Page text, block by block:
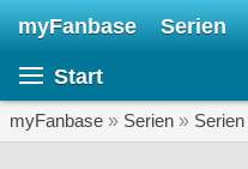
myFanbase Serien
Start
myFanbase » Serien »